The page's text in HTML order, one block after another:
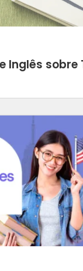
Inglês sobre